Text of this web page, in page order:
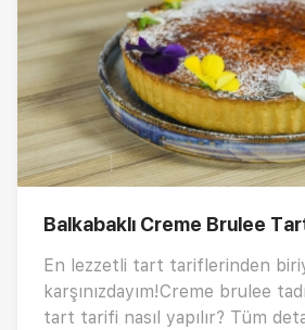
Balkabaklı Creme Brulee
En lezzetli tart tariflerinden
karşınızdayım!Creme brulee
tart tarifi nasıl yapılır? Tüm